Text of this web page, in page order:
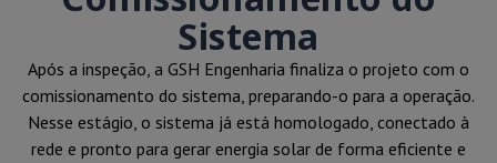
Sistema
Após a inspeção, a GSH Engenharia finaliza o projeto com o
comissionamento do sistema, preparando-o para a operação.
Nesse estágio, o sistema já está homologado, conectado à
rede e pronto para gerar energia solar de forma eficiente e